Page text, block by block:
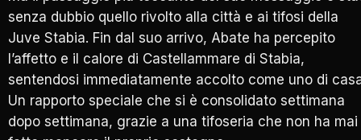
senza dubbio quello rivolto alla città e ai tifosi della
Juve Stabia. Fin dal suo arrivo, Abate ha percepito
l’affetto e il calore di Castellammare di Stabia,
sentendosi immediatamente accolto come uno di
Un rapporto speciale che si è consolidato settimana
dopo settimana, grazie a una tifoseria che non ha mai